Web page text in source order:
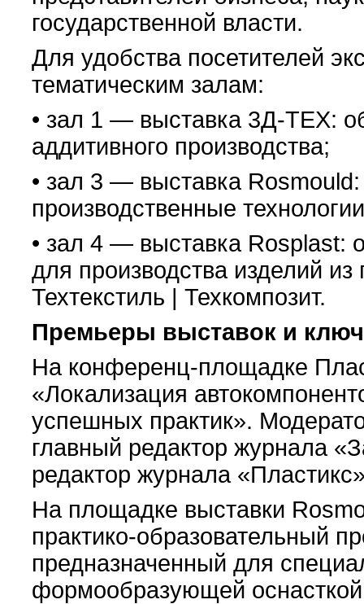
государственной власти.
Для удобства посетителей
тематическим залам:
• зал 1 — выставка 3Д-ТЕХ:
аддитивного производства;
• зал 3 — выставка
производственные
• зал 4 — выставка Rosplast:
для производства изделий
Техтекстиль | Техкомпозит.
Премьеры выставок и
На конференц-площадке
«Локализация
успешных практик».
главный редактор журнала
редактор журнала
На площадке выставки
практико-образовательный
предназначенный для
формообразующей